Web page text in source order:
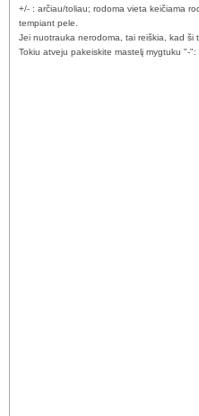
+/- : arčiau/toliau; rodoma vieta keičiama
tempiant pele.
Jei nuotrauka nerodoma, tai reiškia, kad ši
Tokiu atveju pakeiskite mastelį mygtuku "-":